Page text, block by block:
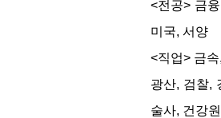
<전공> 금
미국, 서양
<직업> 금
광산, 검찰,
술사, 건강